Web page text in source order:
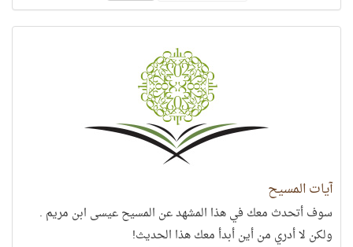
آيات المسيح
سوف أتحدث معك في هذا المشهد عن المسيح عيسى ابن مريم .
ولكن لا أدري من أين أبدأ معك هذا الحديث!